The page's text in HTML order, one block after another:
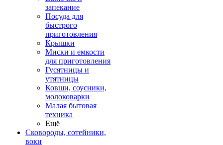
запекание
Посуда для
быстрого
приготовления
Крышки
Миски и емкости
для приготовления
Гусятницы и
утятницы
Ковши, соусники,
молоковарки
Малая бытовая
техника
Ещё
Сковороды, сотейники,
воки